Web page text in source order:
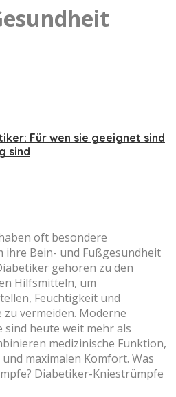
Für wen sie geeignet sind
sind
oft besondere
ihre Bein- und Fußgesundheit
gehören zu den
Hilfsmitteln, um
Feuchtigkeit und
vermeiden. Moderne
heute weit mehr als
medizinische Funktion,
maximalen Komfort. Was
Diabetiker-Kniestrümpfe